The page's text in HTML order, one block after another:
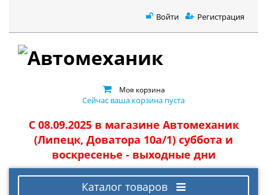
Войти Регистрация
Моя корзина
Сейчас ваша корзина пуста
С 08.09.2025 в магазине Автомеханик
(Липецк, Доватора 10а/1) суббота и
воскресенье - выходные дни
Каталог товаров